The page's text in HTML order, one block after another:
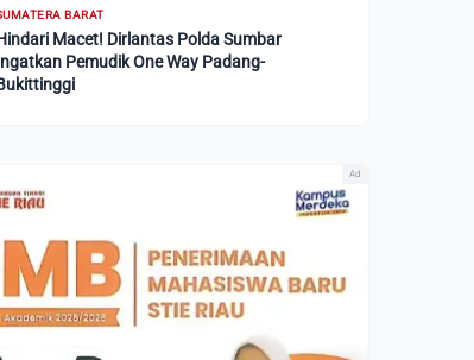
BARAT
Macet! Dirlantas Polda Sumbar
Pemudik One Way Padang-
Ad